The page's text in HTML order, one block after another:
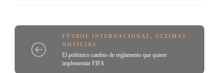
FÚTBOL INTERNACIONAL, ÚLTIMAS
NOTICIAS
El polémico cambio de reglamento que quiere
implementar FIFA